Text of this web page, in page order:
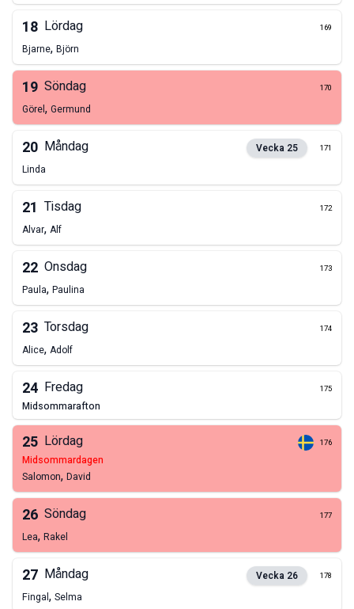
18 Lördag 169
Bjarne, Björn
19 Söndag 170
Görel, Germund
20 Måndag Vecka 25 171
Linda
21 Tisdag 172
Alvar, Alf
22 Onsdag 173
Paula, Paulina
23 Torsdag 174
Alice, Adolf
24 Fredag 175
midsommarafton
25 Lördag 176
midsommardagen
Salomon, David
26 Söndag 177
Lea, Rakel
27 Måndag Vecka 26 178
Fingal, Selma